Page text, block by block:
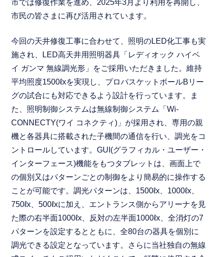
市では修復作業を進め、2025年3月より利用を再開し、
市民の皆さまに再び活用されています。
今回の天井修復工事に合わせて、照明のLED化工事も実
施され、LED高天井用照明器具「レディオック ハイベ
イ ガンマ 無線調光形」をご採用いただきました。維持
平均照度1500ℓxを実現し、プロバスケットボールBリー
グの試合にも対応できるよう設計を行っています。ま
た、照明制御システムは無線制御システム「Wi-
CONNECTY(ワイ コネクティ)」が採用され、専用の親
機と各器具に搭載された子機間の通信を行い、調光をコ
ントロールしています。GUI(グラフィカル・ユーザー・
インターフェース)機能をもつタブレットは、画面上で
の個別又はパターンごとの制御をより簡易的に操作する
ことが可能です。調光パターンは、1500ℓx、1000ℓx、
750ℓx、500ℓxに加え、エントランス側からアリーナを見
た際の右半面1000ℓx、反対の左半面1000ℓx、全消灯の7
パターンを設定するとともに、全80台の器具を個別に
調光できる設定となっています。さらに当社独自の無線